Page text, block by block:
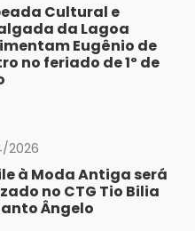
Cultural e
da Lagoa
Eugênio de
no feriado de 1º de
2026
à Moda Antiga será
no CTG Tio Bilia
Ângelo